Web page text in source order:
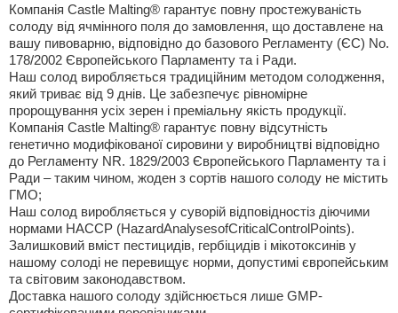
Компанія Castle Malting® гарантує повну простежуваність
солоду від ячмінного поля до замовлення, що доставлене на
вашу пивоварню, відповідно до базового Регламенту (ЄС) No.
178/2002 Європейського Парламенту та і Ради.
Наш солод виробляється традиційним методом солодження,
який триває від 9 днів. Це забезпечує рівномірне
пророщування усіх зерен і преміальну якість продукції.
Компанія Castle Malting® гарантує повну відсутність
генетично модифікованої сировини у виробництві відповідно
до Регламенту NR. 1829/2003 Європейського Парламенту та і
Ради – таким чином, жоден з сортів нашого солоду не містить
ГМО;
Наш солод виробляється у суворій відповідностіз діючими
нормами НАССР (HazardAnalysesofCriticalControlPoints).
Залишковий вміст пестицидів, гербіцидів i мікотоксинів у
нашому солоді не перевищує норми, допустимі європейським
та світовим законодавством.
Доставка нашого солоду здійснюється лише GMP-